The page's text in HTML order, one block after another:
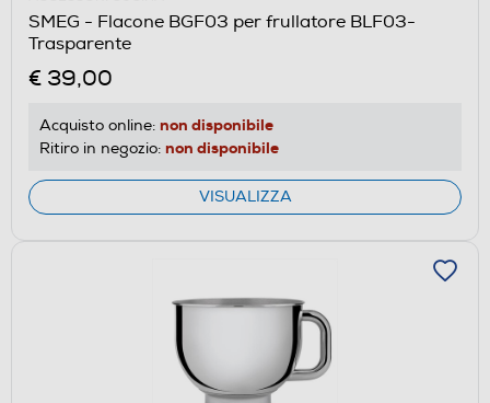
SMEG - Flacone BGF03 per frullatore BLF03-
Trasparente
€ 39,00
Acquisto online: non disponibile
Ritiro in negozio: non disponibile
VISUALIZZA